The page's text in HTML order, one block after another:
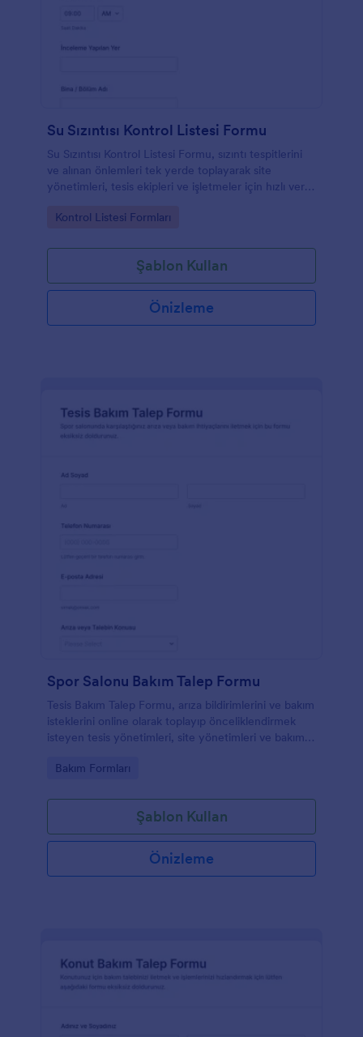
Su Sızıntısı Kontrol Listesi Formu
Su Sızıntısı Kontrol Listesi Formu, sızıntı tespitlerini
ve alınan önlemleri tek yerde toplayarak site
yönetimleri, tesis ekipleri ve işletmeler için hızlı veri
Go to Category:
Kontrol Listesi Formları
Şablon Kullan
Önizleme
Spor Salonu Bakım Talep Formu
Tesis Bakım Talep Formu, arıza bildirimlerini ve bakım
isteklerini online olarak toplayıp önceliklendirmek
isteyen tesis yönetimleri, site yönetimleri ve bakım
Go to Category:
Bakım Formları
Şablon Kullan
Önizleme